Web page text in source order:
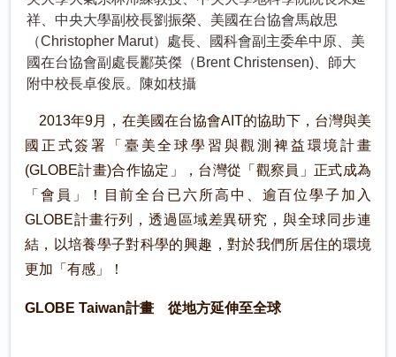
祥、中央大學副校長劉振榮、美國在台協會馬啟思
（Christopher Marut）處長、國科會副主委牟中原、美
國在台協會副處長酈英傑（Brent Christensen)、師大
附中校長卓俊辰。陳如枝攝
2013年9月，在美國在台協會AIT的協助下，台灣與美
國正式簽署「臺美全球學習與觀測裨益環境計畫
(GLOBE計畫)合作協定」，台灣從「觀察員」正式成為
「會員」！目前全台已六所高中、逾百位學子加入
GLOBE計畫行列，透過區域差異研究，與全球同步連
結，以培養學子對科學的興趣，對於我們所居住的環境
更加「有感」！
GLOBE Taiwan計畫 從地方延伸至全球